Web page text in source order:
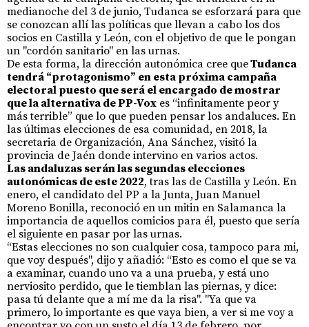
medianoche del 3 de junio, Tudanca se esforzará para que
se conozcan allí las políticas que llevan a cabo los dos
socios en Castilla y León, con el objetivo de que le pongan
un "cordón sanitario" en las urnas.
De esta forma, la dirección autonómica cree queTudanca
tendrá “protagonismo” en esta próxima campaña
electoral puesto que será el encargado de mostrar
que la alternativa de PP-Vox es “infinitamente peor y
más terrible” que lo que pueden pensar los andaluces. En
las últimas elecciones de esa comunidad, en 2018, la
secretaria de Organización, Ana Sánchez, visitó la
provincia de Jaén donde intervino en varios actos.
Las andaluzas serán las segundas elecciones
autonómicas de este 2022, tras las de Castilla y León. En
enero, el candidato del PP a la Junta, Juan Manuel
Moreno Bonilla, reconoció en un mitin en Salamanca la
importancia de aquellos comicios para él, puesto que sería
el siguiente en pasar por las urnas.
“Estas elecciones no son cualquier cosa, tampoco para mi,
que voy después", dijo y añadió: “Esto es como el que se va
a examinar, cuando uno va a una prueba, y está uno
nerviosito perdido, que le tiemblan las piernas, y dice:
pasa tú delante que a mí me da la risa". "Ya que va
primero, lo importante es que vaya bien, a ver si me voy a